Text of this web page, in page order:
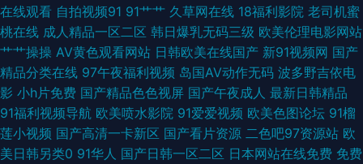
自慰 国产ts在线观看 东方AV在线一 国产视频在线播放 欧美操妣一区二区 91
欧美传媒 黄射网站 91大神天堂男人 国产夜夜爽 日韩理论片观看 91国内在线
视频 av日韩伊人 91娱乐91视视频 91社区色色网 91大神麻豆精品 亚洲色午
夜 91国产黑丝 91乱码久久 91福利址在线观看 一本本日无码 色五月丁香麻豆
在线观看 自拍视频91 91艹艹 久草网在线 18福利影院 老司机蜜
桃在线 成人精品一区二区 韩日爆乳无码三级 欧美伦理电影网站
艹艹操操 AV黄色观看网站 日韩欧美在线国产 新91视频网 国产
精品分类在线 97午夜福利视频 岛国AV动作无码 波多野吉依电
影 小h片免费 国产精品色色视屏 国产午夜成人 最新日韩精品
91福利视频导航 欧美喷水影院 91爱爱视频 欧美色图论坛 91榴
莲小视频 国产高清一卡新区 国产看片资源 二色吧97资源站 欧
美日韩另类0 91华人 国产日韩一区二区 日本网站在线免费 免费